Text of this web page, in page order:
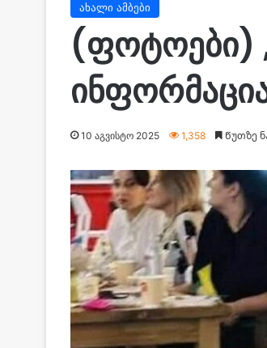
ახალი ამბები
(ფოტოები)
10 აგვისტო 2025 1,358 Წუთზე